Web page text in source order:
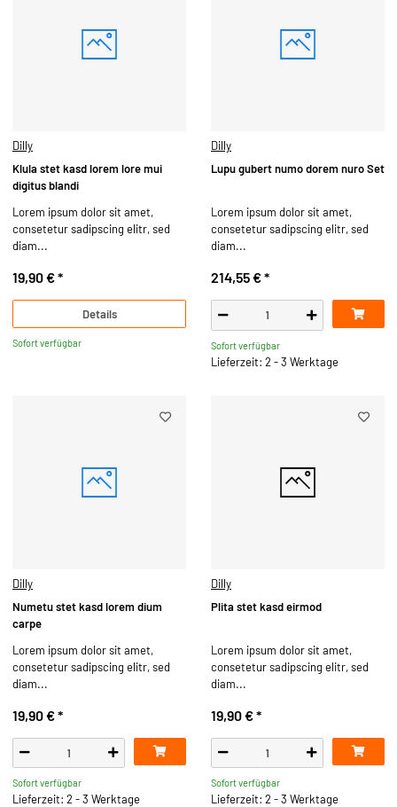
Dilly
Klula stet kasd lorem lore mui
digitus blandi
Lorem ipsum dolor sit amet,
consetetur sadipscing elitr, sed
diam...
19,90 €*
Details
Sofort verfügbar
Dilly
Lupu gubert numo dorem nuro Set
Lorem ipsum dolor sit amet,
consetetur sadipscing elitr, sed
diam...
214,55 €*
Sofort verfügbar
Lieferzeit: 2 - 3 Werktage
Dilly
Numetu stet kasd lorem dium
carpe
Lorem ipsum dolor sit amet,
consetetur sadipscing elitr, sed
diam...
19,90 €*
Sofort verfügbar
Lieferzeit: 2 - 3 Werktage
Dilly
Plita stet kasd eirmod
Lorem ipsum dolor sit amet,
consetetur sadipscing elitr, sed
diam...
19,90 €*
Sofort verfügbar
Lieferzeit: 2 - 3 Werktage